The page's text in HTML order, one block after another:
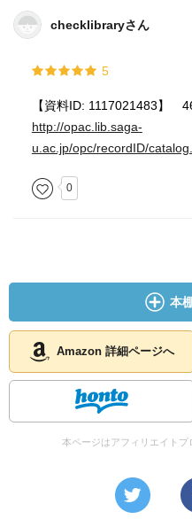
checklibraryさん
5
【資料ID: 1117021483】
http://opac.lib.saga-
u.ac.jp/opc/recordID/
0
本
Amazon 詳細ページへ
本ページはアフィリエイト